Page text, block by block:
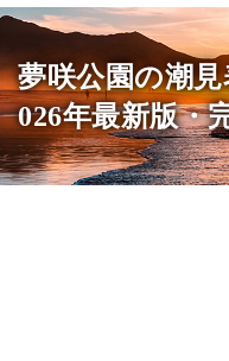
夢咲公園の潮見
026年最新版・